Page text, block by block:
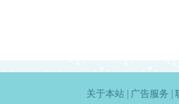
关于本站| 广告服务